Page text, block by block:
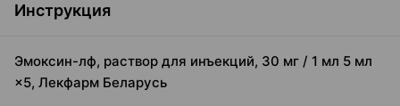
Инструкция
Эмоксин-лф, раствор для инъекций, 30 мг / 1 мл 5 мл
×5, Лекфарм Беларусь